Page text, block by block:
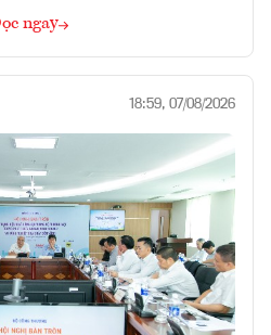
ngay
18:59, 07/08/2026